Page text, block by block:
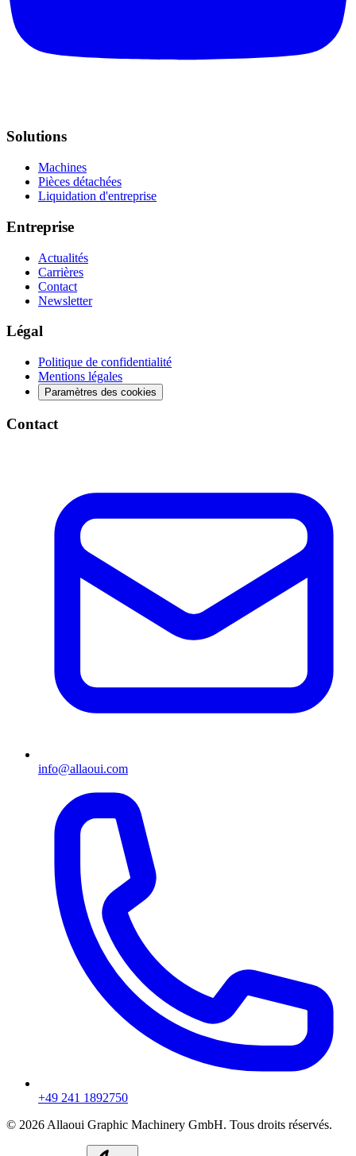
Solutions
Machines
Pièces détachées
Liquidation d'entreprise
Entreprise
Actualités
Carrières
Contact
Newsletter
Légal
Politique de confidentialité
Mentions légales
Paramètres des cookies
Contact
info@allaoui.com
+49 241 1892750
© 2026 Allaoui Graphic Machinery GmbH. Tous droits réservés.